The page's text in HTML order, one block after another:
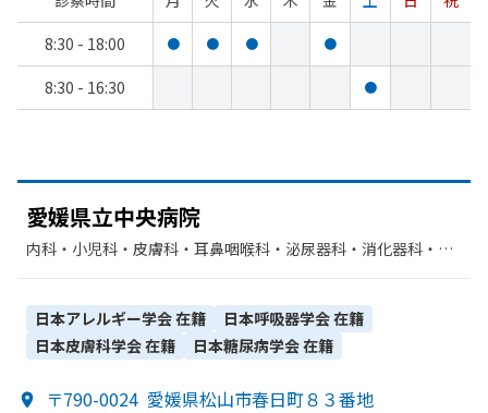
8:30 - 18:00
● ● ● ●
8:30 - 16:30 ●
愛媛県立中央病院
内科・​小児科・​皮膚科・​耳鼻咽喉科・​泌尿器科・​消化器科・​呼
科・​心臓血管外科・​小児外科・​産婦人科・​眼科・​リハビリテー
ション・​放射線科・​麻酔科・​歯科・​臨床検査・病理診断・​循環
器科・​血液内科・​腎臓内科・外科・​救急科・​新生児科・​乳腺外
科・​神経内科
日本アレルギー学会在籍 日本呼吸器学会在籍
日本皮膚科学会在籍 日本糖尿病学会在籍
〒790-0024 愛媛県松山市春日町８３番地